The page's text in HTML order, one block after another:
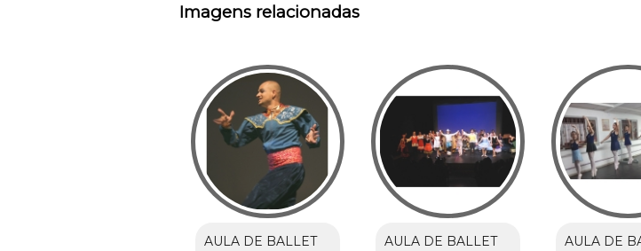
Imagens relacionadas
AULA DE BALLET
AULA DE BALLET
AULA DE